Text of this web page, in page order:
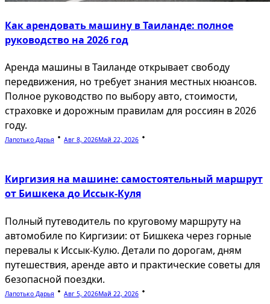
Как арендовать машину в Таиланде: полное
руководство на 2026 год
Аренда машины в Таиланде открывает свободу
передвижения, но требует знания местных нюансов.
Полное руководство по выбору авто, стоимости,
страховке и дорожным правилам для россиян в 2026
году.
Лапотько Дарья Авг 8, 2026Май 22, 2026
Киргизия на машине: самостоятельный маршрут
от Бишкека до Иссык-Куля
Полный путеводитель по круговому маршруту на
автомобиле по Киргизии: от Бишкека через горные
перевалы к Иссык-Кулю. Детали по дорогам, дням
путешествия, аренде авто и практические советы для
безопасной поездки.
Лапотько Дарья Авг 5, 2026Май 22, 2026